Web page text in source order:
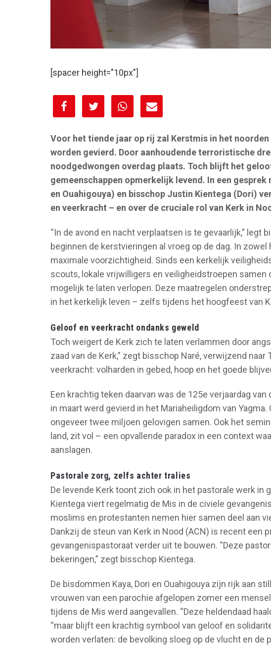
[spacer height="10px"]
[spacer height="10px"]
Voor het tiende jaar op rij zal Kerstmis in het
worden gevierd. Door aanhoudende terroristische
noodgedwongen overdag plaats. Toch blijft het
gemeenschappen opmerkelijk levend. In een
en Ouahigouya) en bisschop Justin Kientega (Dori)
en veerkracht – en over de cruciale rol van Kerk in
“In de avond en nacht verplaatsen is te gevaarlijk,” legt
beginnen de kerstvieringen al vroeg op de dag. In
maximale voorzichtigheid. Sinds een kerkelijk
scouts, lokale vrijwilligers en veiligheidstroepen
mogelijk te laten verlopen. Deze maatregelen
in het kerkelijk leven – zelfs tijdens het hoogfeest van
Geloof en veerkracht ondanks geweld
Toch weigert de Kerk zich te laten verlammen door
zaad van de Kerk,” zegt bisschop Naré, verwijzend
veerkracht: volharden in gebed, hoop en het goede
Een krachtig teken daarvan was de 125e verjaardag van
in maart werd gevierd in het Mariaheiligdom van
ongeveer twee miljoen gelovigen samen. Ook het
land, zit vol – een opvallende paradox in een context
aanslagen.
Pastorale zorg, zelfs achter tralies
De levende Kerk toont zich ook in het pastorale werk in
Kientega viert regelmatig de Mis in de civiele
moslims en protestanten nemen hier samen deel aan
Dankzij de steun van Kerk in Nood (ACN) is recent een
gevangenispastoraat verder uit te bouwen. “Deze
bekeringen,” zegt bisschop Kientega.
De bisdommen Kaya, Dori en Ouahigouya zijn rijk aan
vrouwen van een parochie afgelopen zomer een
tijdens de Mis werd aangevallen. “Deze heldendaad
“maar blijft een krachtig symbool van geloof en
worden verlaten: de bevolking sloeg op de vlucht en de